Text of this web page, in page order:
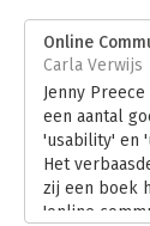
Hoofdrubriek:
Online
Carla Verwijs
Jenny
een aantal
'usability' en
Het
zij een boek
'online